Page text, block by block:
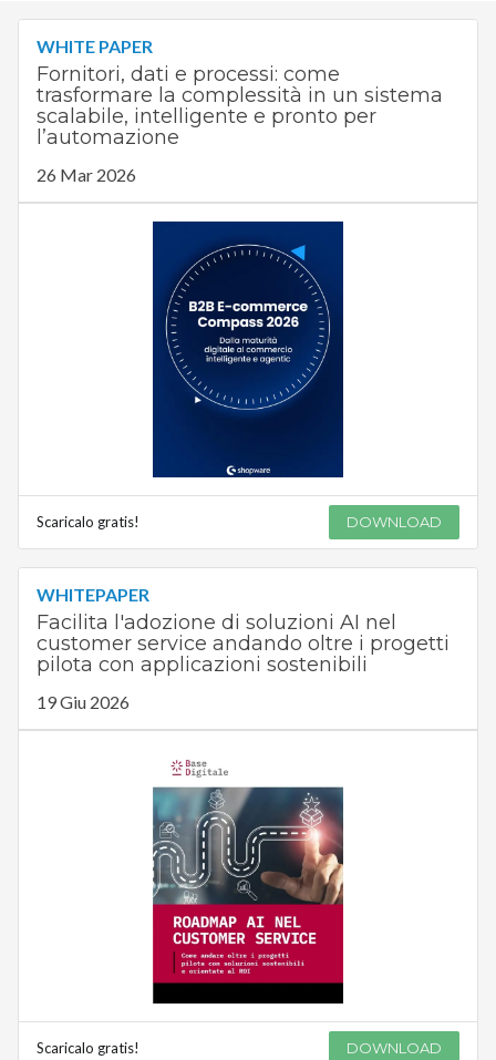
WHITE PAPER
Fornitori, dati e processi: come
trasformare la complessità in un sistema
scalabile, intelligente e pronto per
l’automazione
26 Mar 2026
Scaricalo gratis! DOWNLOAD
WHITEPAPER
Facilita l'adozione di soluzioni AI nel
customer service andando oltre i progetti
pilota con applicazioni sostenibili
19 Giu 2026
Scaricalo gratis! DOWNLOAD